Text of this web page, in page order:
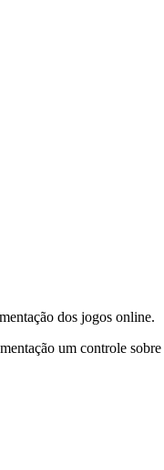
dos jogos online.
um controle sobre